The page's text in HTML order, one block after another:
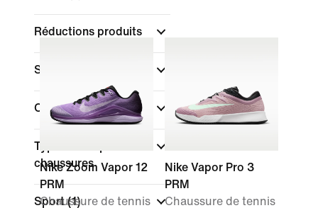
Réductions produits
Surface
Couleur
Type de coupe des
chaussures
Sport(1)
Nike Zoom Vapor 12
PRM
Chaussure de tennis
Nike Vapor Pro 3
PRM
Chaussure de tennis